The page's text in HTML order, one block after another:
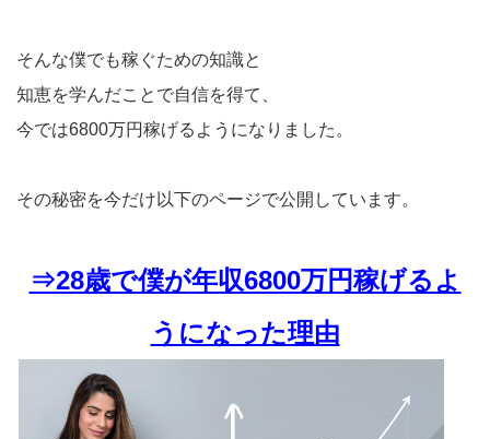
そんな僕でも稼ぐための知識と
知恵を学んだことで自信を得て、
今では6800万円稼げるようになりました。
その秘密を今だけ以下のページで公開しています。
⇒28歳で僕が年収6800万円稼げるよ
うになった理由